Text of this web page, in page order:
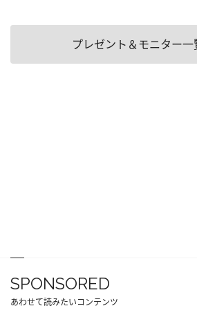
プレゼント＆モニター一
SPONSORED
あわせて読みたいコンテンツ